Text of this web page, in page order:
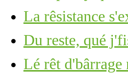
La rêsistance
Du reste, qué
Lé rêt